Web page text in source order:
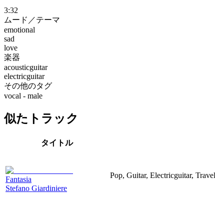
3:32
ムード／テーマ
emotional
sad
love
楽器
acousticguitar
electricguitar
その他のタグ
vocal - male
似たトラック
タイトル
Fantasia
Stefano Giardiniere
Pop, Guitar, Electricguitar,